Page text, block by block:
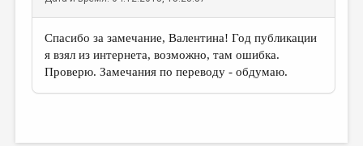
Спасибо за замечание, Валентина! Год публикации
я взял из интернета, возможно, там ошибка.
Проверю. Замечания по переводу - обдумаю.